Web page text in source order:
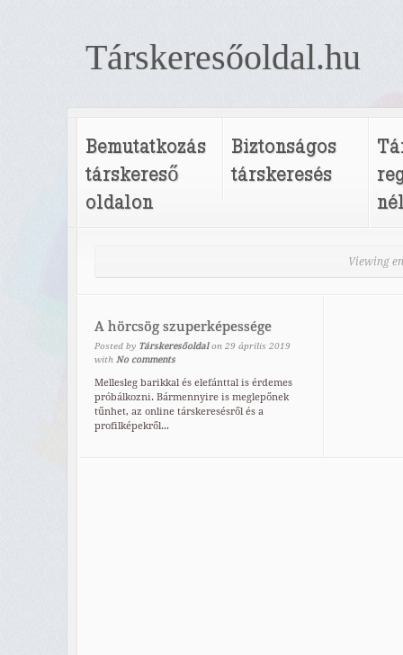
Társkeresőoldal.hu
Bemutatkozás
társkereső
oldalon
Biztonságos
társkeresés
Viewing
A hörcsög szuperképessége
Posted by Társkeresőoldal on 29 április 2019
with No comments
Mellesleg barikkal és elefánttal is érdemes
próbálkozni. Bármennyire is meglepőnek
tűnhet, az online társkeresésről és a
profilképekről...